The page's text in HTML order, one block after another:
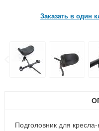
Заказать в один
Подголовник для